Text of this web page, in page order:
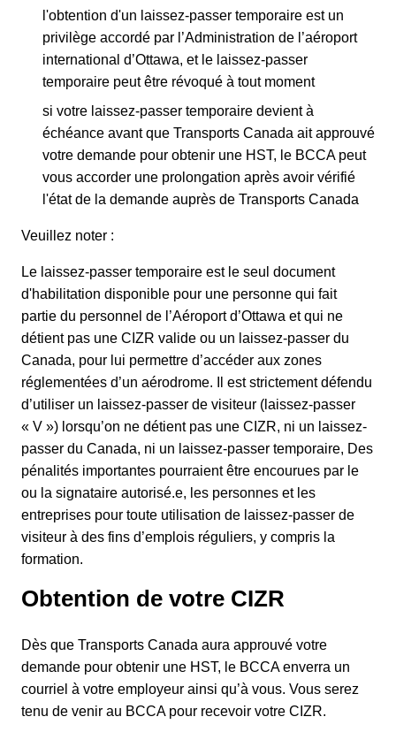
l'obtention d'un laissez-passer temporaire est un
privilège accordé par l’Administration de l’aéroport
international d’Ottawa, et le laissez-passer
temporaire peut être révoqué à tout moment
si votre laissez-passer temporaire devient à
échéance avant que Transports Canada ait approuvé
votre demande pour obtenir une HST, le BCCA peut
vous accorder une prolongation après avoir vérifié
l'état de la demande auprès de Transports Canada
Veuillez noter :
Le laissez-passer temporaire est le seul document
d'habilitation disponible pour une personne qui fait
partie du personnel de l’Aéroport d’Ottawa et qui ne
détient pas une CIZR valide ou un laissez-passer du
Canada, pour lui permettre d’accéder aux zones
réglementées d’un aérodrome. Il est strictement défendu
d’utiliser un laissez-passer de visiteur (laissez-passer
« V ») lorsqu’on ne détient pas une CIZR, ni un laissez-
passer du Canada, ni un laissez-passer temporaire, Des
pénalités importantes pourraient être encourues par le
ou la signataire autorisé.e, les personnes et les
entreprises pour toute utilisation de laissez-passer de
visiteur à des fins d’emplois réguliers, y compris la
formation.
Obtention de votre CIZR
Dès que Transports Canada aura approuvé votre
demande pour obtenir une HST, le BCCA enverra un
courriel à votre employeur ainsi qu’à vous. Vous serez
tenu de venir au BCCA pour recevoir votre CIZR.